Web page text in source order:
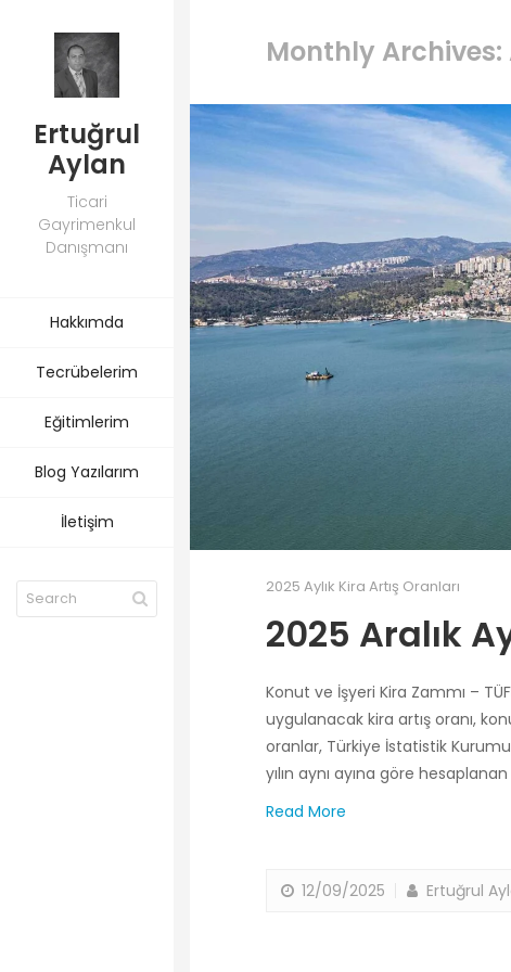
Ertuğrul
Aylan
Ticari
Gayrimenkul
Danışmanı
Hakkımda
Tecrübelerim
Eğitimlerim
Blog Yazılarım
İletişim
Monthly Archives:
2025 Aylık Kira Artış Oranları
2025 Aralık
Konut ve İşyeri Kira Zammı –
uygulanacak kira artış oranı,
oranlar, Türkiye İstatistik
yılın aynı ayına göre
Read More
12/09/2025 Ertuğrul